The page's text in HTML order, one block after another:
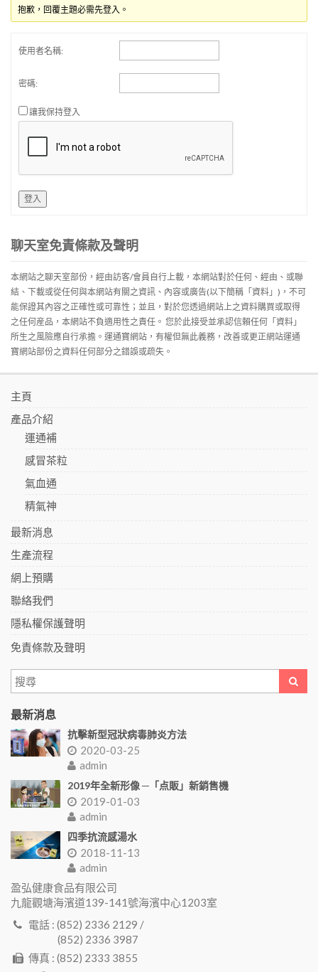
抱歉，回覆主題必需先登入。
使用者名稱:
密碼:
讓我保持登入
登入
聊天室免責條款及聲明
本網站之聊天室部份，經由訪客/會員自行上載，本網站對於任何、經由、或聯
結、下載或從任何與本網站有關之資訊、內容或廣告(以下簡稱「資料」)，不可
能保證其內容之正確性或可靠性；並且，對於您透過網站上之資料購買或取得
之任何産品，本網站不負適用性之責任。 您於此接受並承認信賴任何「資料」
所生之風險應自行承擔。運通寶網站，有權但無此義務，改善或更正網站運通
寶網站部份之資料任何部分之錯誤或疏失。
主頁
產品介紹
運通補
感冒茶粒
氣血通
精氣神
最新消息
生產流程
網上預購
聯絡我們
隱私權保護聲明
免責條款及聲明
最新消息
抗擊新型冠狀病毒肺炎方法
2020-03-25
admin
2019年全新形像 ─「点販」新銷售機
2019-01-03
admin
四季抗流感湯水
2018-11-13
admin
盈弘健康食品有限公司
九龍觀塘海濱道139-141號海濱中心1203室
電話 : (852) 2336 2129 /
(852) 2336 3987
傳真 : (852) 2333 3855